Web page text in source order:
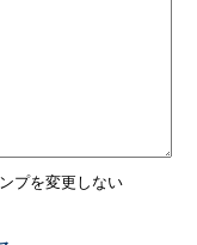
プを変更しない